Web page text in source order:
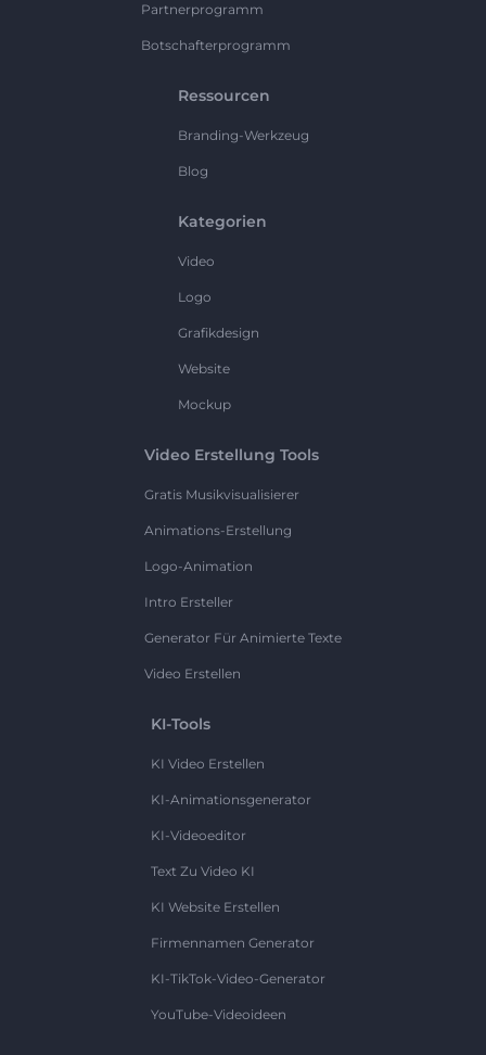
Partnerprogramm
Botschafterprogramm
Ressourcen
Branding-Werkzeug
Blog
Kategorien
Video
Logo
Grafikdesign
Website
Mockup
Video Erstellung Tools
Gratis Musikvisualisierer
Animations-Erstellung
Logo-Animation
Intro Ersteller
Generator Für Animierte Texte
Video Erstellen
KI-Tools
KI Video Erstellen
KI-Animationsgenerator
KI-Videoeditor
Text Zu Video KI
KI Website Erstellen
Firmennamen Generator
KI-TikTok-Video-Generator
YouTube-Videoideen